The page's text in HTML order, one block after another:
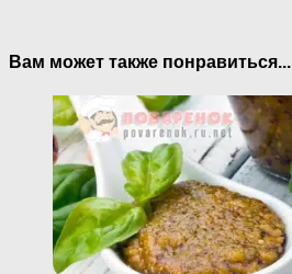
Вам может также понравиться...